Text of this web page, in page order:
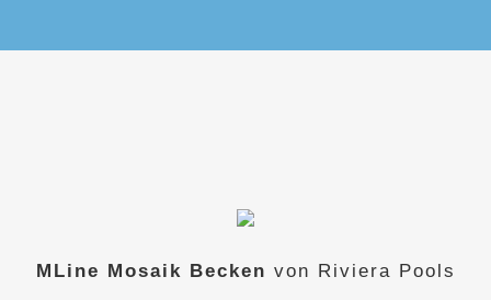
MLine Mosaik Becken von Riviera Pools